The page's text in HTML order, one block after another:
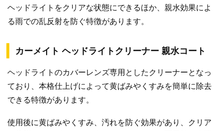
ヘッドライトをクリアな状態にできるほか、親水効果によ
る雨での乱反射を防ぐ特徴があります。
カーメイト ヘッドライトクリーナー 親水コート
ヘッドライトのカバーレンズ専用としたクリーナーとなっ
ており、本格仕上げによって黄ばみやくすみを簡単に除去
できる特徴があります。
使用後に黄ばみやくすみ、汚れを防ぐ効果があり、クリア